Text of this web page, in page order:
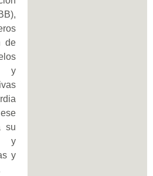
de
y
su
y
y